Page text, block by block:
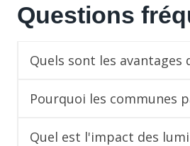
Questions
Quels sont les avantages
Pourquoi les communes
Quel est l'impact des